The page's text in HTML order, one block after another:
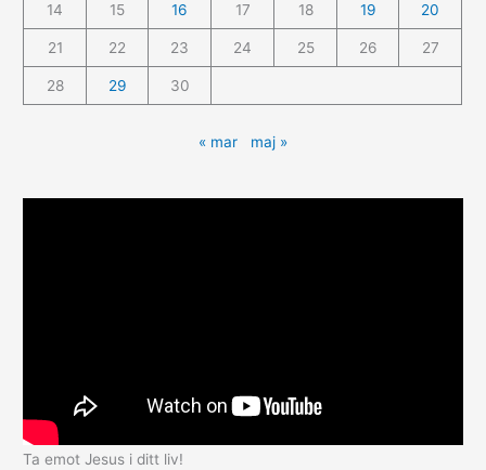
14 15 16 17 18 19 20
21 22 23 24 25 26 27
28 29 30
« mar maj »
Ta emot Jesus i ditt liv!